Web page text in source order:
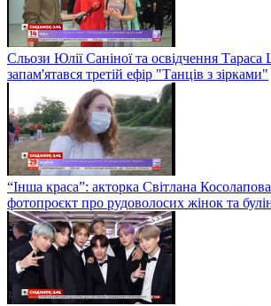
Сльози Юлії Саніної та освідчення
запам'ятався третій ефір "Танців з зірками"
“Інша краса”: акторка Світлана
фотопроєкт про рудоволосих жінок та